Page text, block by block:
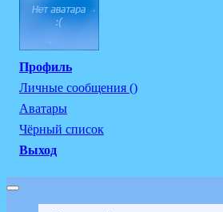
Профиль
Личные сообщения ()
Аватары
Чёрный список
Выход